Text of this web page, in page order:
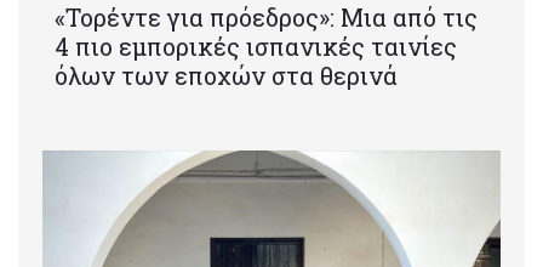
«Τορέντε για πρόεδρος»: Mια από τις
4 πιο εμπορικές ισπανικές ταινίες
όλων των εποχών στα θερινά